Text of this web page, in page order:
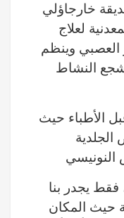
خارجاؤلي
لعلاج
العصبي وينظم
النشاط
الأطباء حيث
فقط يجدر بنا
حيث المكان